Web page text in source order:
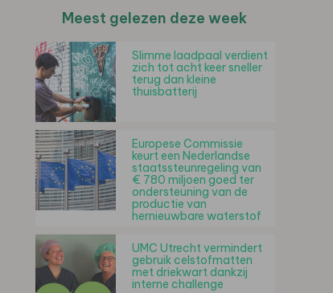
Meest gelezen deze week
Slimme laadpaal verdient
zich tot acht keer sneller
terug dan kleine
thuisbatterij
Europese Commissie
keurt een Nederlandse
staatssteunregeling van
€ 780 miljoen goed ter
ondersteuning van de
productie van
hernieuwbare waterstof
UMC Utrecht vermindert
gebruik celstofmatten
met driekwart dankzij
interne challenge